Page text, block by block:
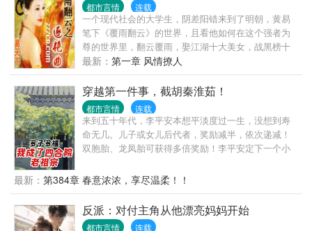
都市言情 连载
一个现代社会的大学生，阴差阳错来到了明朝，黄易
笔下《覆雨翻云》的世界，且看他如何在这个强者为
尊的世界里，翻云覆雨，娶江湖十大美女，战黑榜十
大高手，淫明皇三宫六院，颠覆东瀛倭国、尝高丽异
域风情、下西洋猎艳欧洲美女……
最新： 第一章 风情撩人
穿越第一件事，截胡秦淮茹！
都市言情 连载
来到五十年代，李平安本想平淡度过一生，没想到寿
命无几。儿子或女儿后代者，奖励减半，依次递减！
双胞胎、龙凤胎可获得多倍奖励！李平安定下一个小
最新： 第384章 春意浓浓，享尽温柔！！
反派：对付主角从他漂亮妈妈开始
都市言情 连载